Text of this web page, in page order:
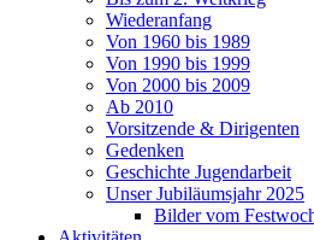
Wiederanfang
Von 1960 bis 1989
Von 1990 bis 1999
Von 2000 bis 2009
Ab 2010
Vorsitzende & Dirigenten
Gedenken
Geschichte Jugendarbeit
Unser Jubiläumsjahr 2025
Bilder vom